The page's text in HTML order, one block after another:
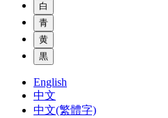
白
青
黄
黒
English
中文
中文(繁體字)